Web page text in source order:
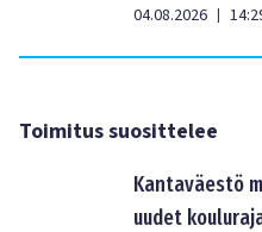
04.08.2026 |
Toimitus suosittelee
Kantaväestö
uudet